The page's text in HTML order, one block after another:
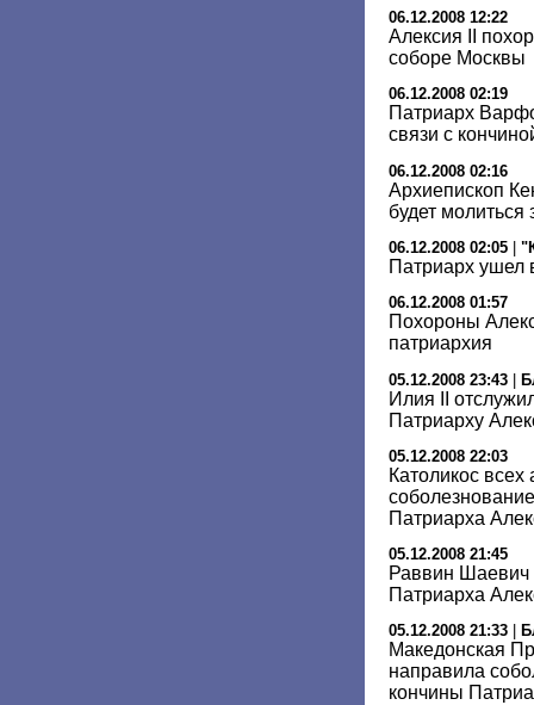
06.12.2008 12:22
Алексия II
соборе Москвы
06.12.2008 02:19
Патриарх
связи с
06.12.2008 02:16
Архиепископ
будет
06.12.2008 02:05
Патриарх ушел
06.12.2008 01:57
Похороны
патриархия
05.12.2008 23:43 |
Илия II
Патриарху
05.12.2008 22:03
Католикос
Патриарха
05.12.2008 21:45
Раввин Шаевич
Патриарха
05.12.2008 21:33
Македонская
направила
кончины